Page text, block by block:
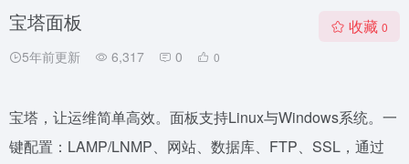
宝塔面板
5年前更新 6,317 0 0
收藏 0
宝塔，让运维简单高效。面板支持Linux与Windows系统。一
键配置：LAMP/LNMP、网站、数据库、FTP、SSL，通过